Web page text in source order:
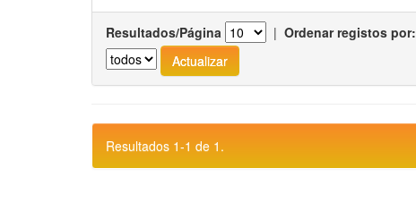
Resultados/Página | Ordenar registos por:
Resultados 1-1 de 1.